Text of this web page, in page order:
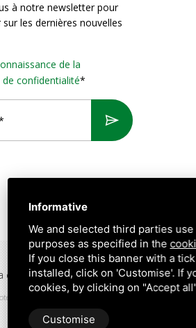
à notre newsletter pour
les dernières nouvelles
de la
confidentialité*
del Mangano, 4/A 40023 Castel Guelfo
da Google reCAPTCHA v3, Privacy Policy
Informative
We and selected third parties
purposes as specified in the
If you close this banner with a
installed, click on 'Customise'. If
cookies, by clicking on "Accept
Customise